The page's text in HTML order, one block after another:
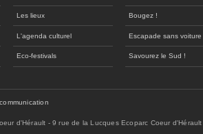
Les lieux
L'agenda culturel
Eco-festivals
Bougez !
Escapade sans voiture
Savourez le Sud !
d'Hérault - 9 rue de la Lucques Ecoparc Coeur